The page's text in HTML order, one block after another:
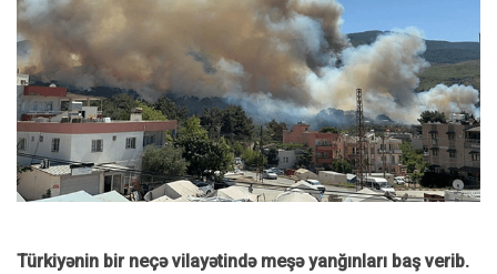
Türkiyənin bir neçə vilayətində meşə yanğınları baş verib.